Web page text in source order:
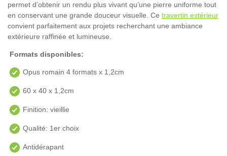
permet d’obtenir un rendu plus vivant qu’une pierre uniforme tout
en conservant une grande douceur visuelle. Ce travertin extérieur
convient parfaitement aux projets recherchant une ambiance
extérieure raffinée et lumineuse.
Formats disponibles:
Opus romain 4 formats x 1,2cm
60 x 40 x 1,2cm
Finition: vieillie
Qualité: 1er choix
Antidérapant